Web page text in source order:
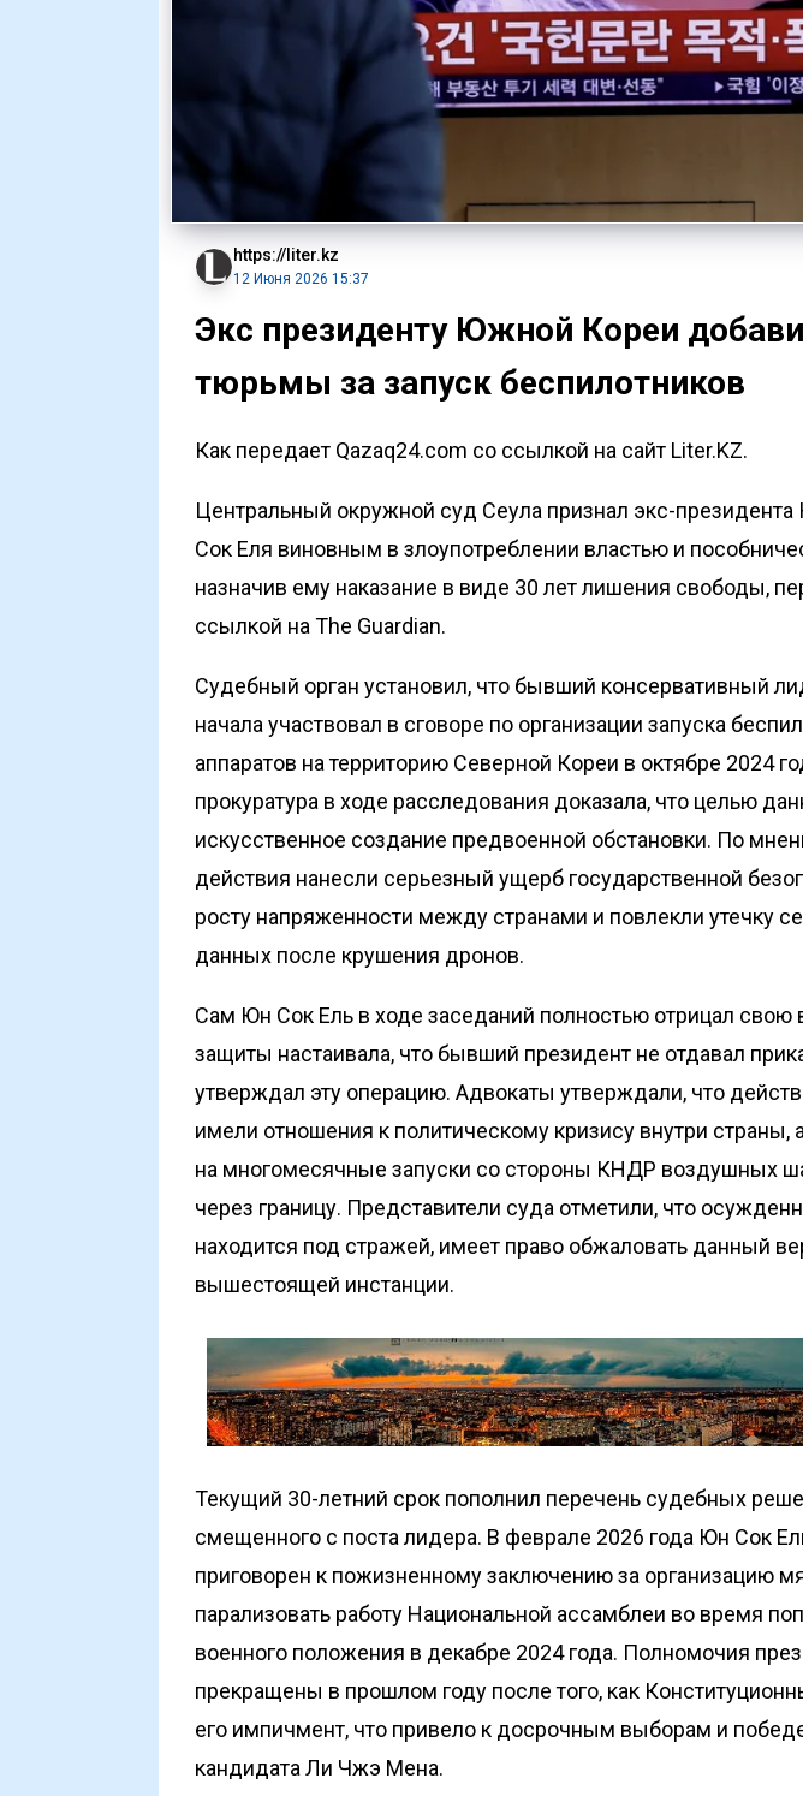
https://liter.kz
12 Июня 2026 15:37
Экс президенту Южной Кореи
тюрьмы за запуск беспилотников
Как передает Qazaq24.com со ссылкой на сайт Liter.KZ.
Центральный окружной суд Сеула признал экс-
Сок Еля виновным в злоупотреблении властью и
назначив ему наказание в виде 30 лет лишения свободы,
ссылкой на The Guardian.
Судебный орган установил, что бывший консервативный
начала участвовал в сговоре по организации запуска
аппаратов на территорию Северной Кореи в октябре 2024
прокуратура в ходе расследования доказала, что целью
искусственное создание предвоенной обстановки. По
действия нанесли серьезный ущерб государственной
росту напряженности между странами и повлекли утечку
данных после крушения дронов.
Сам Юн Сок Ель в ходе заседаний полностью отрицал свою
защиты настаивала, что бывший президент не отдавал
утверждал эту операцию. Адвокаты утверждали, что
имели отношения к политическому кризису внутри страны,
на многомесячные запуски со стороны КНДР воздушных
через границу. Представители суда отметили, что
находится под стражей, имеет право обжаловать данный
вышестоящей инстанции.
Текущий 30-летний срок пополнил перечень судебных
смещенного с поста лидера. В феврале 2026 года Юн Сок
приговорен к пожизненному заключению за организацию
парализовать работу Национальной ассамблеи во время
военного положения в декабре 2024 года. Полномочия
прекращены в прошлом году после того, как
его импичмент, что привело к досрочным выборам и
кандидата Ли Чжэ Мена.